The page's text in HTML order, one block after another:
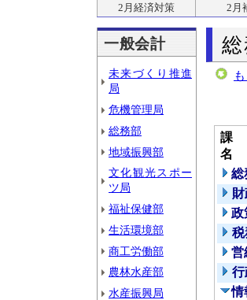
2月経済対策
2月
一般会計
未来づくり推進
局
危機管理局
総務部
地域振興部
文化観光スポー
ツ局
福祉保健部
生活環境部
商工労働部
農林水産部
水産振興局
課
名
総
政
税
営
行
情